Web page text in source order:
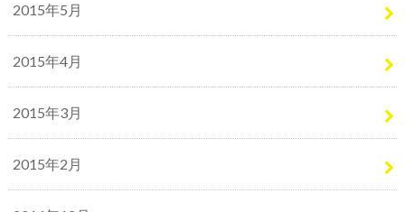
2015年5月
2015年4月
2015年3月
2015年2月